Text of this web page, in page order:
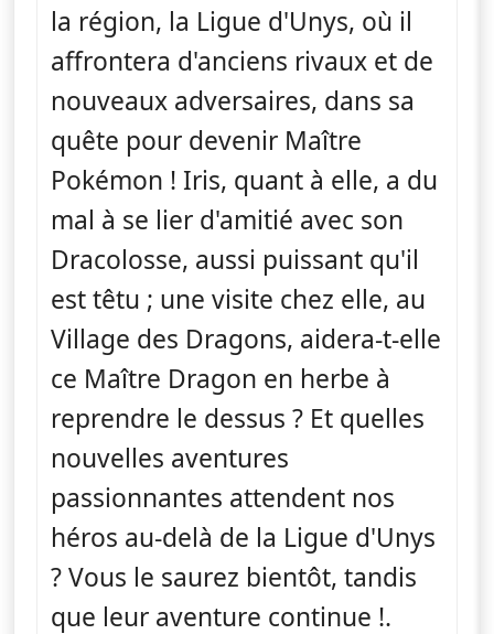
la région, la Ligue d'Unys, où il
affrontera d'anciens rivaux et de
nouveaux adversaires, dans sa
quête pour devenir Maître
Pokémon ! Iris, quant à elle, a du
mal à se lier d'amitié avec son
Dracolosse, aussi puissant qu'il
est têtu ; une visite chez elle, au
Village des Dragons, aidera-t-elle
ce Maître Dragon en herbe à
reprendre le dessus ? Et quelles
nouvelles aventures
passionnantes attendent nos
héros au-delà de la Ligue d'Unys
? Vous le saurez bientôt, tandis
que leur aventure continue !.